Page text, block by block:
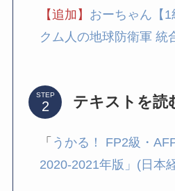
【追加】 おーちゃん【
クム人の地球防衛軍 統
STEP テキストを読
「 うかる！ FP2級・
2020-2021年版」(日本